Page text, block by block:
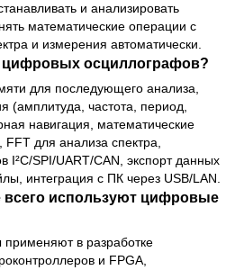
и анализировать
математические операции с
и измерения автоматически.
осциллографов?
для последующего анализа,
(амплитуда, частота, период,
навигация, математические
для анализа спектра,
I²C/SPI/UART/CAN, экспорт данных
интеграция с ПК через USB/LAN.
всего используют цифровые
в разработке
и FPGA,